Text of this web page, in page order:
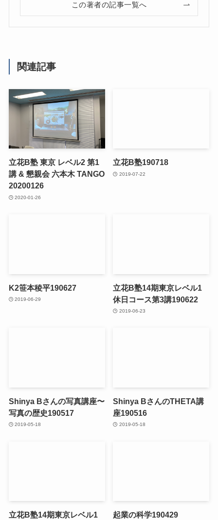
この著者の記事一覧へ
関連記事
立花B塾 東京 レベル2 第1
講 & 懇親会 六本木 TANGO
20200126
2020-01-26
立花B塾190718
2019-07-22
K2笹本稜平190627
2019-06-29
立花B塾14期東京レベル1
休日コース第3講190622
2019-06-23
Shinya Bさんの写真講座〜
写真の歴史190517
2019-05-18
Shinya BさんのTHETA講
座190516
2019-05-18
立花B塾14期東京レベル1
起業の科学190429